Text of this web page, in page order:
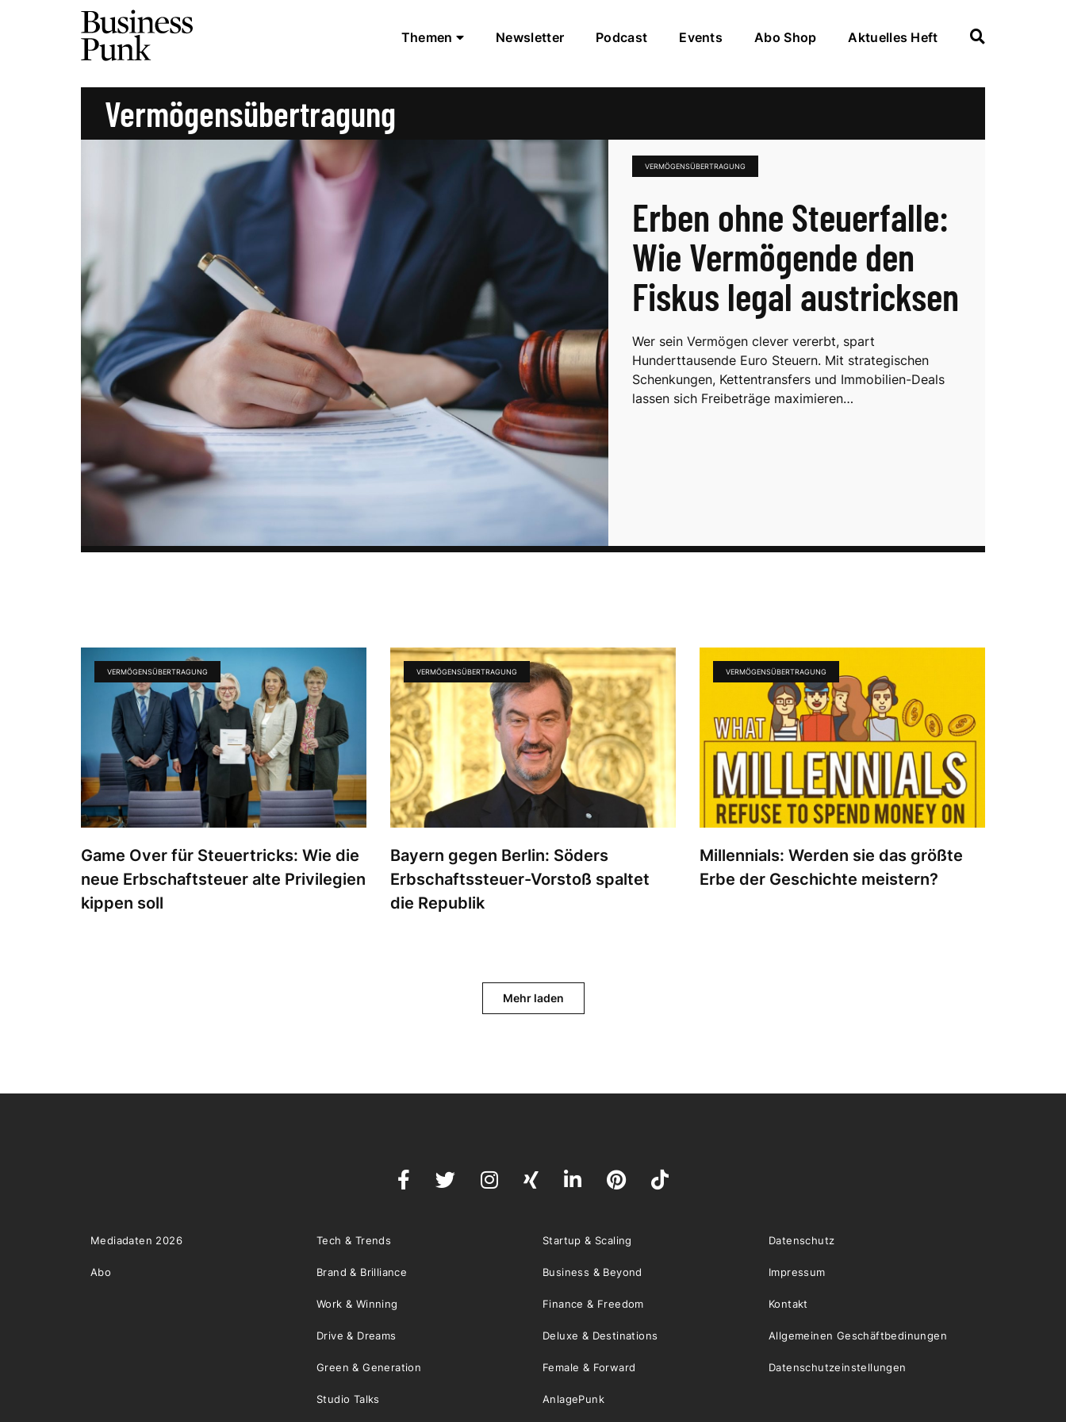
Themen Newsletter Podcast Events Abo Shop Aktuelles Heft
Vermögensübertragung
VERMÖGENSÜBERTRAGUNG
Erben ohne Steuerfalle:
Wie Vermögende den
Fiskus legal austricksen
Wer sein Vermögen clever vererbt, spart
Hunderttausende Euro Steuern. Mit strategischen
Schenkungen, Kettentransfers und Immobilien-Deals
lassen sich Freibeträge maximieren…
Game Over für Steuertricks: Wie die
neue Erbschaftsteuer alte Privilegien
kippen soll
VERMÖGENSÜBERTRAGUNG
Bayern gegen Berlin: Söders
Erbschaftssteuer-Vorstoß spaltet
die Republik
VERMÖGENSÜBERTRAGUNG
Millennials: Werden sie das größte
Erbe der Geschichte meistern?
VERMÖGENSÜBERTRAGUNG
Mehr laden
Mediadaten 2026
Abo
Tech & Trends Startup & Scaling
Brand & Brilliance Business & Beyond
Work & Winning Finance & Freedom
Drive & Dreams Deluxe & Destinations
Green & Generation Female & Forward
Studio Talks AnlagePunk
Datenschutz
Impressum
Kontakt
Allgemeinen Geschäftbedinungen
Datenschutzeinstellungen